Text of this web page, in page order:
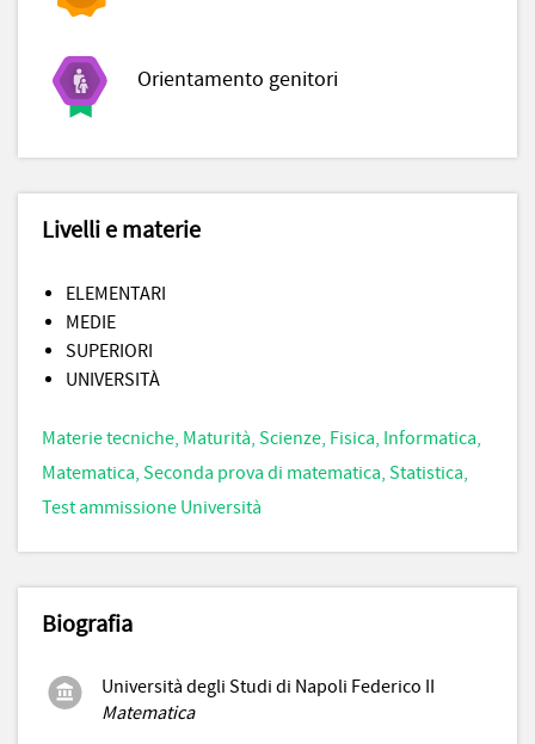
Orientamento genitori
Livelli e materie
ELEMENTARI
MEDIE
SUPERIORI
UNIVERSITÀ
Materie tecniche, Maturità, Scienze, Fisica, Informatica,
Matematica, Seconda prova di matematica, Statistica,
Test ammissione Università
Biografia
Università degli Studi di Napoli Federico II
Matematica